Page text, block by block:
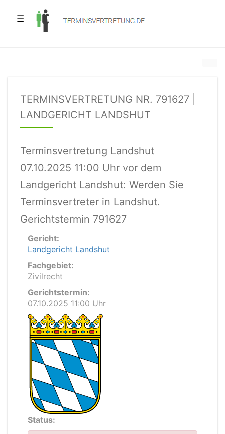
☰
TERMINSVERTRETUNG NR. 791627 |
LANDGERICHT LANDSHUT
Terminsvertretung Landshut
07.10.2025 11:00 Uhr vor dem
Landgericht Landshut: Werden Sie
Terminsvertreter in Landshut.
Gerichtstermin 791627
Gericht:
Landgericht Landshut
Fachgebiet:
Zivilrecht
Gerichtstermin:
07.10.2025 11:00 Uhr
Status: